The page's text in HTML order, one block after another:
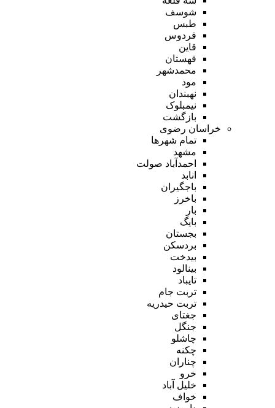
شوسف
طبس
فردوس
قاین
قهستان
محمدشهر
مود
نهبندان
نیمبلوک
بازگشت
خراسان رضوی
تمام شهر‌ها
مشهد
احمدآباد صولت
انابد
باجگیران
باخرز
بار
بایگ
بجستان
بردسکن
بیدخت
بینالود
تایباد
تربت جام
تربت حیدریه
جغتای
جنگل
چاشلو
چکنه
چناران
خرو
خلیل آباد
خواف